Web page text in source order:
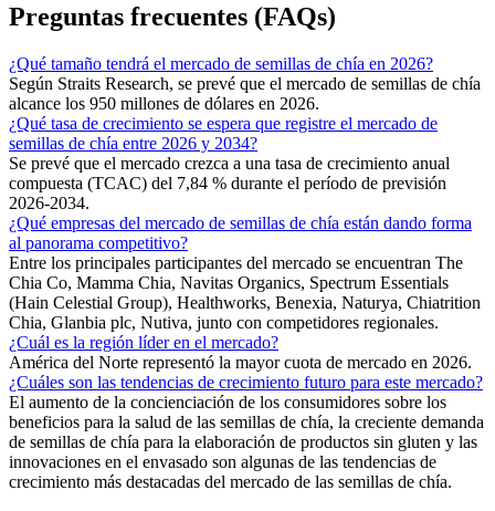
Preguntas frecuentes (FAQs)
¿Qué tamaño tendrá el mercado de semillas de chía en 2026?
Según Straits Research, se prevé que el mercado de semillas de chía
alcance los 950 millones de dólares en 2026.
¿Qué tasa de crecimiento se espera que registre el mercado de
semillas de chía entre 2026 y 2034?
Se prevé que el mercado crezca a una tasa de crecimiento anual
compuesta (TCAC) del 7,84 % durante el período de previsión
2026-2034.
¿Qué empresas del mercado de semillas de chía están dando forma
al panorama competitivo?
Entre los principales participantes del mercado se encuentran The
Chia Co, Mamma Chia, Navitas Organics, Spectrum Essentials
(Hain Celestial Group), Healthworks, Benexia, Naturya, Chiatrition
Chia, Glanbia plc, Nutiva, junto con competidores regionales.
¿Cuál es la región líder en el mercado?
América del Norte representó la mayor cuota de mercado en 2026.
¿Cuáles son las tendencias de crecimiento futuro para este mercado?
El aumento de la concienciación de los consumidores sobre los
beneficios para la salud de las semillas de chía, la creciente demanda
de semillas de chía para la elaboración de productos sin gluten y las
innovaciones en el envasado son algunas de las tendencias de
crecimiento más destacadas del mercado de las semillas de chía.